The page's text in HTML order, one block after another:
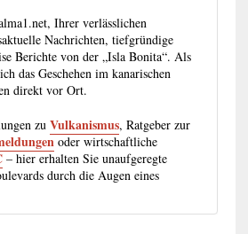
Ihrer verlässlichen
Nachrichten, tiefgründige
Berichte von der „Isla Bonita“. Als
das Geschehen im kanarischen
direkt vor Ort.
zu Vulkanismus, Ratgeber zur
oder wirtschaftliche
– hier erhalten Sie unaufgeregte
durch die Augen eines